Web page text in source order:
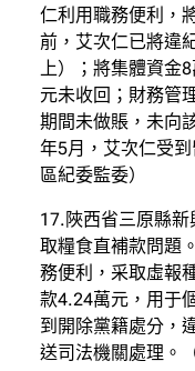
仁利用職務便利，
前，艾次仁已將違
上）；將集體資金
元未收回；財務管
期間未做賬，未向
年5月，艾次仁受
區紀委監委）
17.陜西省三原縣
取糧食直補款問題
務便利，采取虛報
款4.24萬元，用于
到開除黨籍處分，
送司法機關處理。